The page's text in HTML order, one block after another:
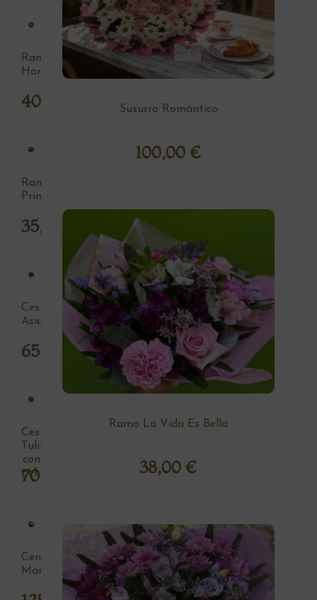
Susurro Romántico
100,00 €
Ramo La Vida Es Bella
38,00 €
Ramo
Hortensia
40,00
Ramo
Primavera
35,00
Cesta
Asia
65,00 €
Cesta
Tulipan
con
peluche
70,00
Centro
Margaritas